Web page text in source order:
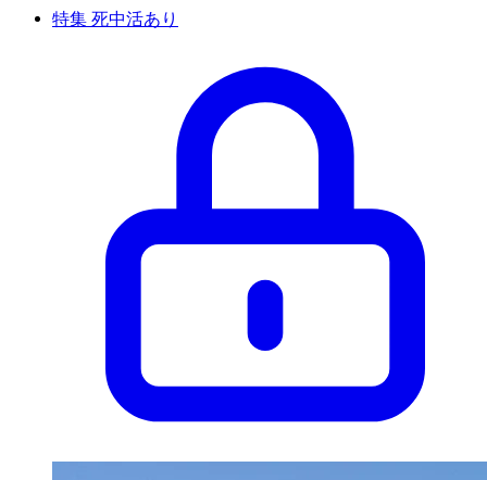
特集 死中活あり